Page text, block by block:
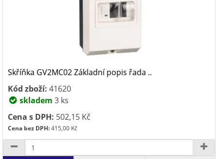
Skříňka GV2MC02 Základní popis řada ..
Kód zboží: 41620
skladem 3 ks
Cena s DPH: 502,15 Kč
Cena bez DPH:415,00 Kč